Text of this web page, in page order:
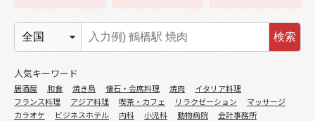
検索
人気キーワード
居酒屋 和食 焼き鳥 懐石・会席料理 焼肉
イタリア料理
フランス料理
アジア料理 喫茶・カフェ リラクゼーション
マッサージ
カラオケ
ビジネスホテル 内科 小児科 動物病院
会計事務所